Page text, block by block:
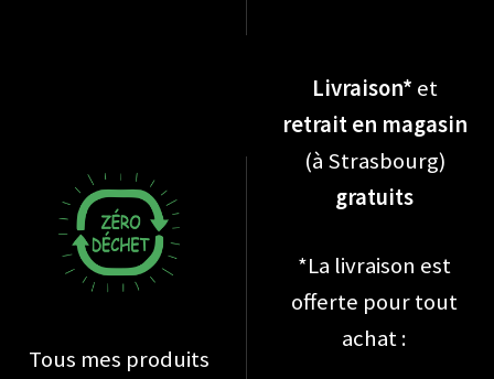
Tous mes produits
Livraison* et
retrait en magasin
(à Strasbourg)
gratuits
*La livraison est
offerte pour tout
achat :